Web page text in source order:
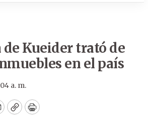
de Kueider trató de
en el país
a. m.
CopyPrint